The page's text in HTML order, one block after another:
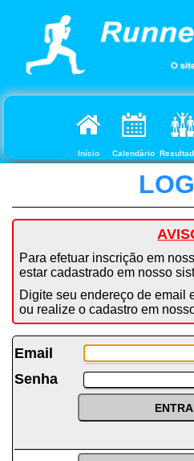
Início Calendário
Para efetuar inscrição em
estar cadastrado em nosso
Digite seu endereço de email
ou realize o cadastro em
Email
Senha